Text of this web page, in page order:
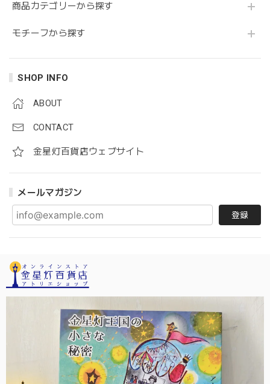
商品カテゴリーから探す
モチーフから探す
SHOP INFO
ABOUT
CONTACT
金星灯百貨店ウェブサイト
メールマガジン
登録